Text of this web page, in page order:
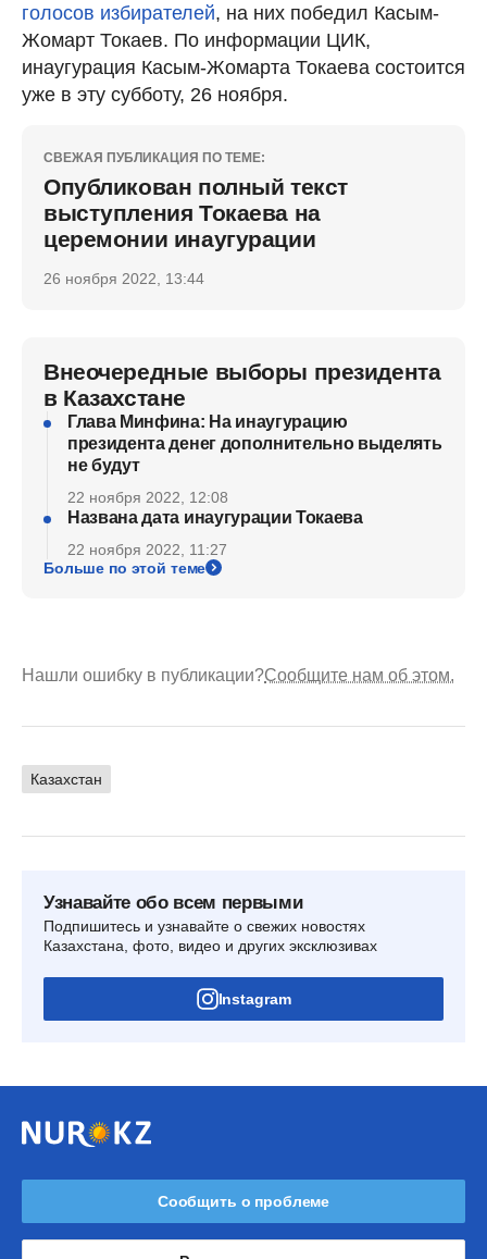
голосов избирателей, на них победил Касым-
Жомарт Токаев. По информации ЦИК,
инаугурация Касым-Жомарта Токаева состоится
уже в эту субботу, 26 ноября.
СВЕЖАЯ ПУБЛИКАЦИЯ ПО ТЕМЕ:
Опубликован полный текст
выступления Токаева на
церемонии инаугурации
26 ноября 2022, 13:44
Внеочередные выборы президента
в Казахстане
Глава Минфина: На инаугурацию
президента денег дополнительно выделять
не будут
22 ноября 2022, 12:08
Названа дата инаугурации Токаева
22 ноября 2022, 11:27
Больше по этой теме
Нашли ошибку в публикации?Сообщите нам об этом.
Казахстан
Узнавайте обо всем первыми
Подпишитесь и узнавайте о свежих новостях
Казахстана, фото, видео и других эксклюзивах
Instagram
Сообщить о проблеме